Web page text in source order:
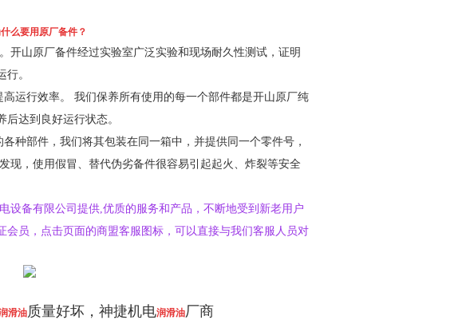
么要用原厂备件？
开山原厂备件经过实验室广泛实验和现场耐久性测试，证明
。
运行效率。 我们保养所有使用的每一个部件都是开山原厂纯
达到良好运行状态。
种部件，我们将其包装在同一箱中，并提供同一个零件号，
现，使用假冒、替代伪劣备件很容易引起起火、炸裂等安全
设备有限公司提供,优质的服务和产品，不断地受到新老用户
员，点击页面的商盟客服图标，可以直接与我们客服人员对
滑油质量好坏，神捷机电润滑油厂商